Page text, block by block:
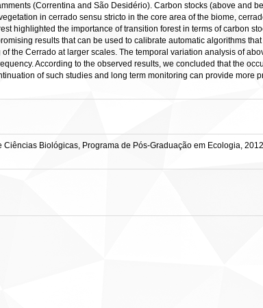
(Correntina and São Desidério). Carbon stocks (above and
in cerrado sensu stricto in the core area of the biome,
highlighted the importance of transition forest in terms of carbon
results that can be used to calibrate automatic algorithms
the Cerrado at larger scales. The temporal variation analysis of
According to the observed results, we concluded that the
of such studies and long term monitoring can provide more
Biológicas, Programa de Pós-Graduação em Ecologia,